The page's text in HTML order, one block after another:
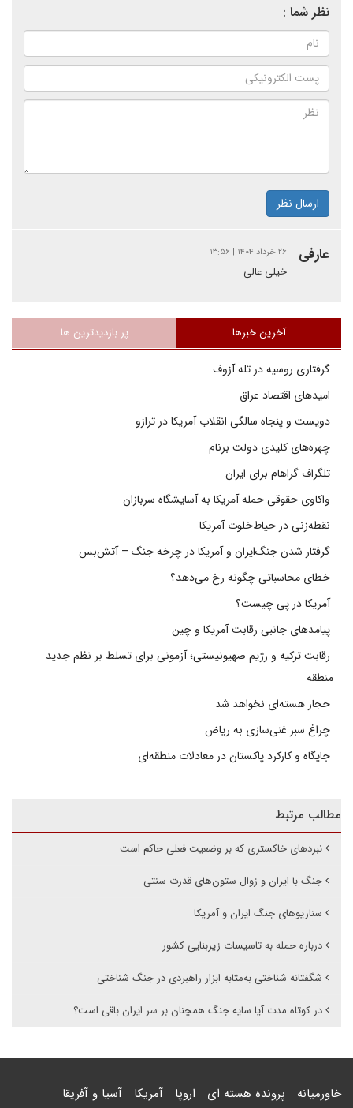
نظر شما :
ارسال نظر
عارفی ۲۶ خرداد ۱۴۰۴ | ۱۳:۵۶
خیلی عالی
آخرین خبرها پر بازدیدترین ها
گرفتاری روسیه در تله آزوف
امیدهای اقتصاد عراق
دویست و پنجاه سالگی انقلاب آمریکا در ترازو
چهره‌های کلیدی دولت برنام
تلگراف گراهام برای ایران
واکاوی حقوقی حمله آمریکا به آسایشگاه سربازان
نقطه‌زنی در حیاط‌خلوت آمریکا
گرفتار شدن جنگ‌ایران و آمریکا در چرخه جنگ – آتش‌بس
خطای محاسباتی چگونه رخ می‌دهد؟
آمریکا در پی چیست؟
پیامدهای جانبی رقابت آمریکا و چین
رقابت ترکیه و رژیم صهیونیستی؛ آزمونی برای تسلط بر نظم جدید
منطقه
حجاز هسته‌ای نخواهد شد
چراغ سبز غنی‌سازی به ریاض
جایگاه و کارکرد پاکستان در معادلات منطقه‌ای
مطالب مرتبط
نبردهای خاکستری که بر وضعیت فعلی حاکم است
جنگ با ایران و زوال ستون‌های قدرت سنتی
سناریوهای جنگ ایران و آمریکا
درباره حمله به تاسیسات زیربنایی کشور
شگفتانه شناختی به‌مثابه ابزار راهبردی در جنگ شناختی
در کوتاه مدت آیا سایه جنگ همچنان بر سر ایران باقی است؟
خاورمیانه پرونده هسته ای اروپا آمریکا آسیا و آفریقا